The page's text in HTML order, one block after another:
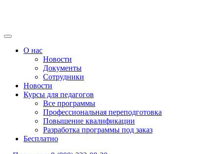
О нас
Новости
Документы
Сотрудники
Новости
Курсы для педагогов
Все программы
Профессиональная переподготовка
Повышение квалификации
Разработка программы под заказ
Бесплатно